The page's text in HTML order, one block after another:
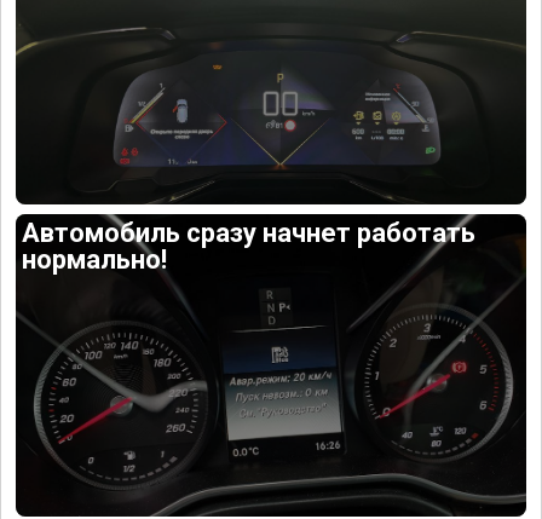
Автомобиль сразу начнет работать
нормально!